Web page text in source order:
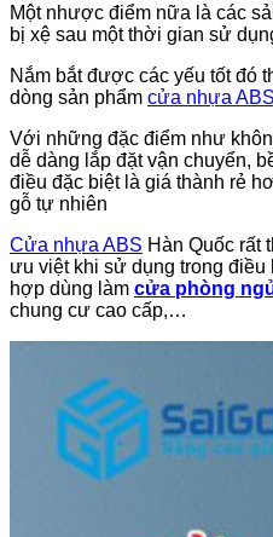
Một nhược điểm nữa là các
bị xệ sau một thời gian sử
Nắm bắt được các yếu tốt đó
dòng sản phẩm cửa nhựa
Với những đặc điểm như
dễ dàng lắp đặt vận chuyển,
điều đặc biệt là giá thành rẻ
gỗ tự nhiên
Cửa nhựa ABS Hàn Quốc rất
ưu việt khi sử dụng trong điều
hợp dùng làm cửa phòng
chung cư cao cấp,…